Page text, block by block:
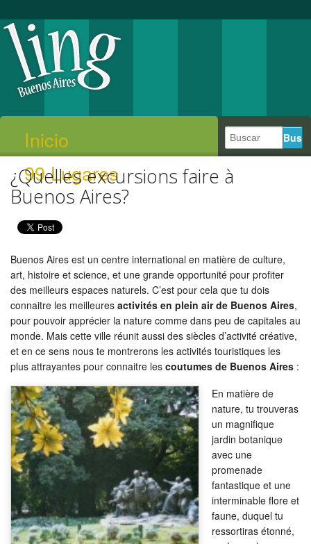
Inicio
99 Lugares
¿Quelles excursions faire à
Buenos Aires?
Buenos Aires est un centre international en matière de culture,
art, histoire et science, et une grande opportunité pour profiter
des meilleurs espaces naturels. C’est pour cela que tu dois
connaitre les meilleures activités en plein air de Buenos Aires,
pour pouvoir apprécier la nature comme dans peu de capitales au
monde. Mais cette ville réunit aussi des siècles d’activité créative,
et en ce sens nous te montrerons les activités touristiques les
plus attrayantes pour connaitre les coutumes de Buenos Aires :
En matière de
nature, tu trouveras
un magnifique
jardin botanique
avec une
promenade
fantastique et une
interminable flore et
faune, duquel tu
ressortiras étonné,